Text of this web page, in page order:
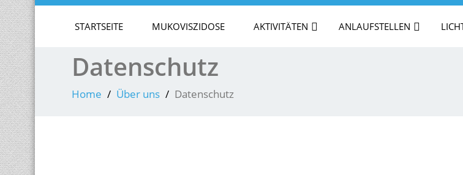
STARTSEITE MUKOVISZIDOSE AKTIVITÄTEN ANLAUFSTELLEN
Datenschutz
Home Über uns Datenschutz